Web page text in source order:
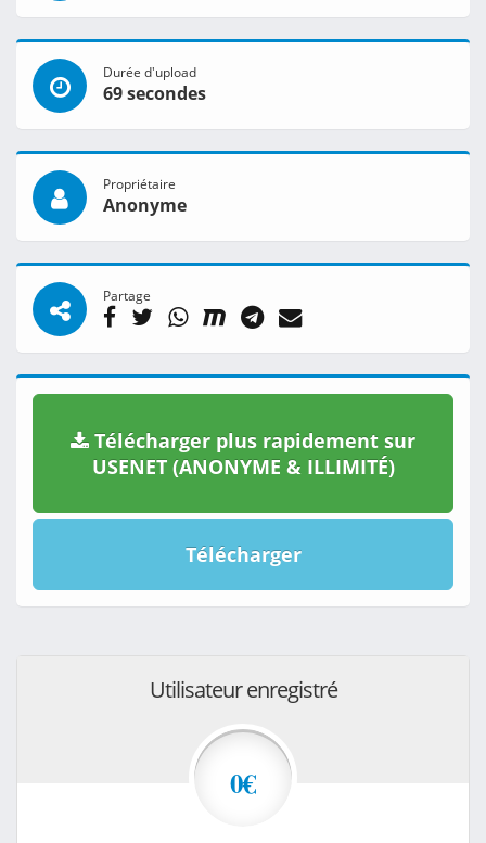
Durée d'upload
69 secondes
Propriétaire
Anonyme
Partage
Télécharger plus rapidement sur
USENET (ANONYME & ILLIMITÉ)
Télécharger
Utilisateur enregistré
0€